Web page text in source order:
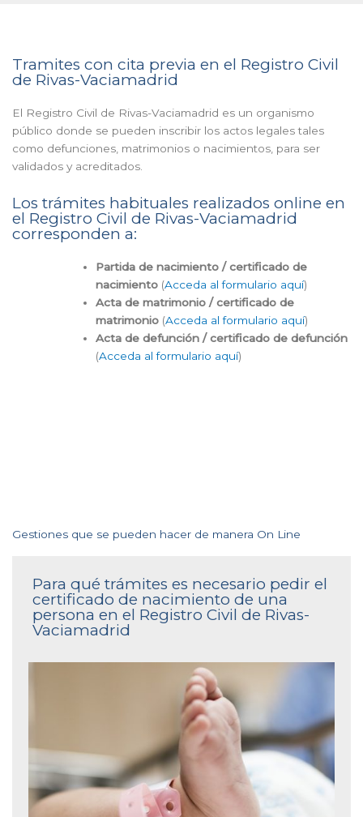
Tramites con cita previa en el Registro Civil
de Rivas-Vaciamadrid
El Registro Civil de Rivas-Vaciamadrid es un organismo
público donde se pueden inscribir los actos legales tales
como defunciones, matrimonios o nacimientos, para ser
validados y acreditados.
Los trámites habituales realizados online en
el Registro Civil de Rivas-Vaciamadrid
corresponden a:
Partida de nacimiento / certificado de
nacimiento(Acceda al formulario aquí)
Acta de matrimonio / certificado de
matrimonio(Acceda al formulario aquí)
Acta de defunción / certificado de defunción
(Acceda al formulario aquí)
Gestiones que se pueden hacer de manera On Line
Para qué trámites es necesario pedir el
certificado de nacimiento de una
persona en el Registro Civil de Rivas-
Vaciamadrid